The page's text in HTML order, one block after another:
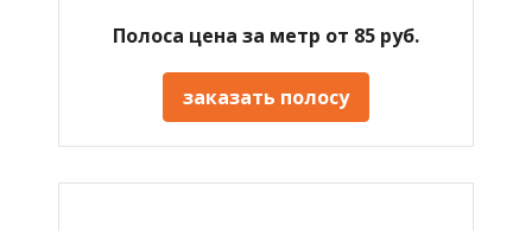
Полоса цена за метр от 85 руб.
заказать полосу